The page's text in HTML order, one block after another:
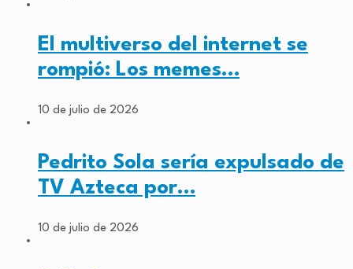
El multiverso del internet se
rompió: Los memes…
10 de julio de 2026
Pedrito Sola sería expulsado de
TV Azteca por…
10 de julio de 2026